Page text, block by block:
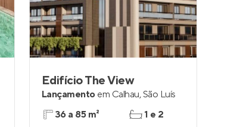
Edifício The View
Lançamento em Calhau,São Luís
36 a 85 m²
1 e 2